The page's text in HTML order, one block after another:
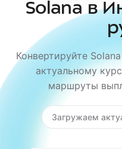
Solana в
Конвертируйте
актуальному
маршруты
Загружаем